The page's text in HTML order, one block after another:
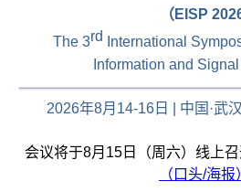
（EISP
The 3rd
International
Information and
2026年8月14-16日 | 中国·武汉
会议将于8月15日（周六）线上召
（口头/海报